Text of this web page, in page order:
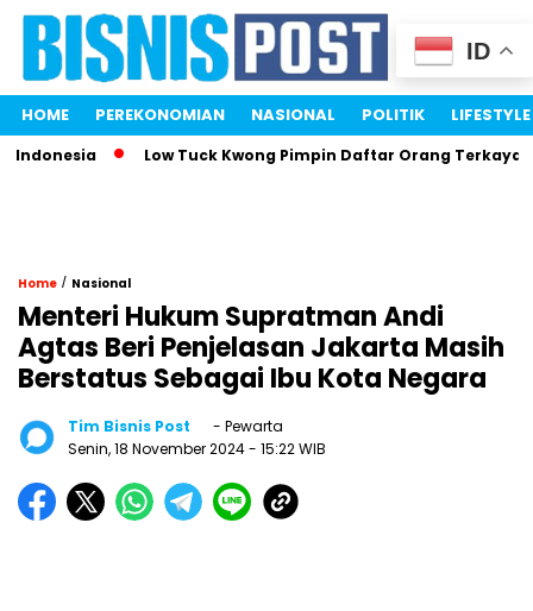
HOME PEREKONOMIAN NASIONAL POLITIK LIFESTYLE
Low Tuck Kwong Pimpin Daftar Orang Terkaya
Home / Nasional
Menteri Hukum Supratman Andi
Agtas Beri Penjelasan Jakarta Masih
Berstatus Sebagai Ibu Kota Negara
Tim Bisnis Post
- Pewarta
Senin, 18 November 2024- 15:22 WIB
ID